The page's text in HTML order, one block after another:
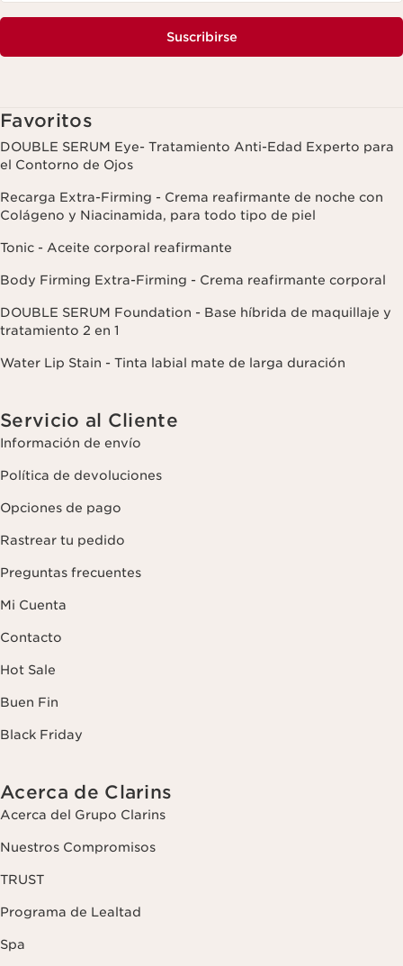
Suscribirse
Favoritos
DOUBLE SERUM Eye- Tratamiento Anti-Edad Experto para
el Contorno de Ojos
Recarga Extra-Firming - Crema reafirmante de noche con
Colágeno y Niacinamida, para todo tipo de piel
Tonic - Aceite corporal reafirmante
Body Firming Extra-Firming - Crema reafirmante corporal
DOUBLE SERUM Foundation - Base híbrida de maquillaje y
tratamiento 2 en 1
Water Lip Stain - Tinta labial mate de larga duración
Servicio al Cliente
Información de envío
Política de devoluciones
Opciones de pago
Rastrear tu pedido
Preguntas frecuentes
Mi Cuenta
Contacto
Hot Sale
Buen Fin
Black Friday
Acerca de Clarins
Acerca del Grupo Clarins
Nuestros Compromisos
TRUST
Programa de Lealtad
Spa